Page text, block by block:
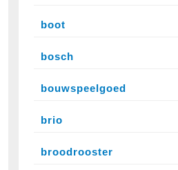
boot
bosch
bouwspeelgoed
brio
broodrooster